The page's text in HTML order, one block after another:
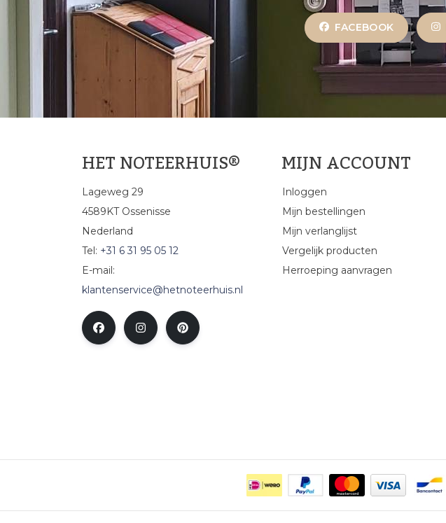
FACEBOOK
HET NOTEERHUIS®
Lageweg 29
4589KT Ossenisse
Nederland
Tel: +31 6 31 95 05 12
E-mail:
klantenservice@hetnoteerhuis.nl
MIJN ACCOUNT
Inloggen
Mijn bestellingen
Mijn verlanglijst
Vergelijk producten
Herroeping aanvragen